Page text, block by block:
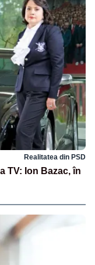
Realitatea din PSD
TV: Ion Bazac, în